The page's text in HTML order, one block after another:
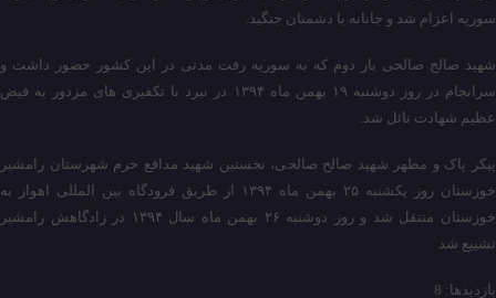
سوریه اعزام شد و جانانه با دشمنان جنگید.
شهید صالح صالحی بار دوم که به سوریه رفت مدتی در این کشور حضور داشت و
سرانجام در روز دوشنبه ۱۹ بهمن ماه ۱۳۹۴ در نبرد با تکفیری های مزدور به فیض
عظیم شهادت نائل شد.
پیکر پاک و مطهر شهید صالح صالحی، نخستین شهید مدافع حرم شهرستان رامشیر
خوزستان روز یکشنبه ۲۵ بهمن ماه ۱۳۹۴ از طریق فرودگاه بین المللی اهواز به
خوزستان منتقل شد و روز دوشنبه ۲۶ بهمن ماه سال ۱۳۹۴ در زادگاهش رامشیر
تشییع شد
بازدیدها: 8